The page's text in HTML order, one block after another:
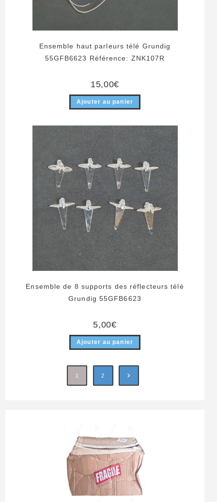
Ensemble haut parleurs télé Grundig
55GFB6623 Référence: ZNK107R
15,00€
Ajouter au panier
Ensemble de 8 supports des réflecteurs télé
Grundig 55GFB6623
5,00€
Ajouter au panier
1 2